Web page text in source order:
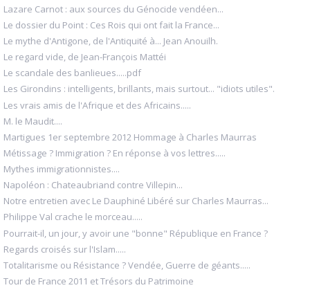
Lazare Carnot : aux sources du Génocide vendéen...
Le dossier du Point : Ces Rois qui ont fait la France...
Le mythe d'Antigone, de l'Antiquité à... Jean Anouilh.
Le regard vide, de Jean-François Mattéi
Le scandale des banlieues.....pdf
Les Girondins : intelligents, brillants, mais surtout... "idiots utiles".
Les vrais amis de l'Afrique et des Africains.....
M. le Maudit....
Martigues 1er septembre 2012 Hommage à Charles Maurras
Métissage ? Immigration ? En réponse à vos lettres.....
Mythes immigrationnistes....
Napoléon : Chateaubriand contre Villepin...
Notre entretien avec Le Dauphiné Libéré sur Charles Maurras...
Philippe Val crache le morceau.....
Pourrait-il, un jour, y avoir une "bonne" République en France ?
Regards croisés sur l'Islam.....
Totalitarisme ou Résistance ? Vendée, Guerre de géants.....
Tour de France 2011 et Trésors du Patrimoine